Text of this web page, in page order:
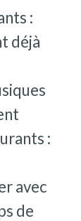
:
déjà
:
avec
de